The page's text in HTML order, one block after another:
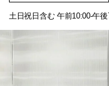
土日祝日含む 午前10:00-午